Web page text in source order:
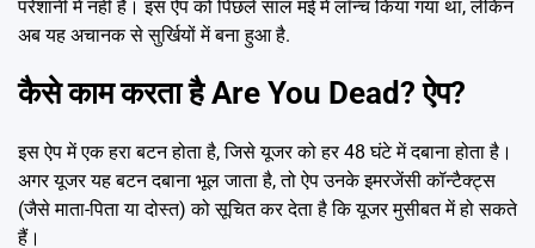
परेशानी में नहीं हैं। इस ऐप को पिछले साल मई में लॉन्च किया गया था, लेकिन
अब यह अचानक से सुर्खियों में बना हुआ है.
कैसे काम करता है Are You Dead? ऐप?
इस ऐप में एक हरा बटन होता है, जिसे यूजर को हर 48 घंटे में दबाना होता है।
अगर यूजर यह बटन दबाना भूल जाता है, तो ऐप उनके इमरजेंसी कॉन्टैक्ट्स
(जैसे माता-पिता या दोस्त) को सूचित कर देता है कि यूजर मुसीबत में हो सकते
हैं।